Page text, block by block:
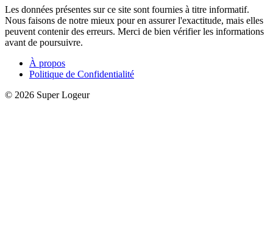
Les données présentes sur ce site sont fournies à titre informatif.
Nous faisons de notre mieux pour en assurer l'exactitude, mais elles
peuvent contenir des erreurs. Merci de bien vérifier les informations
avant de poursuivre.
À propos
Politique de Confidentialité
© 2026 Super Logeur